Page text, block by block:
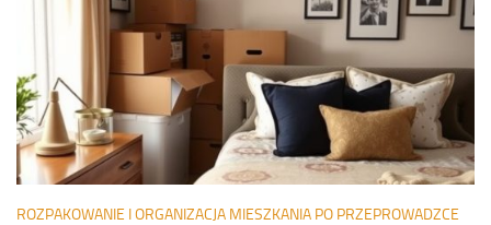
ROZPAKOWANIE I ORGANIZACJA MIESZKANIA PO PRZEPROWADZCE